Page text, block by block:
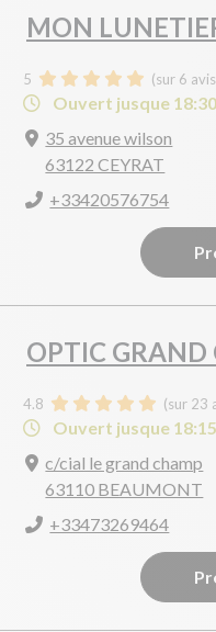
MON
5 (sur 6
Ouvert jusque 18:30
35 avenue wilson
63122 CEYRAT
+33420576754
OPTIC
4.8 (sur 23
Ouvert jusque 18:15
c/cial le grand champ
63110 BEAUMONT
+33473269464